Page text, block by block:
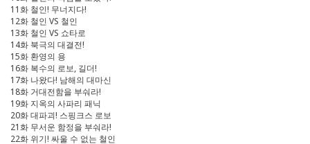
11화 철인! 무너지다!
12화 철인 VS 철인
13화 철인 VS 쇼타로
14화 북극의 대결전!
15화 환영의 용
16화 복수의 로보, 길더!
17화 나왔다! 남해의 대마신
18화 거대전함을 부숴라!
19화 지옥의 사파리 패닉
20화 대파괴! 스핑크스 로보
21화 무서운 함정을 부숴라!
22화 위기! 싸울 수 없는 철인